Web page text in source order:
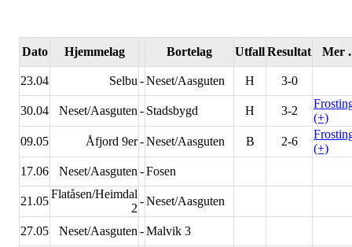
Dato Hjemmelag Bortelag UtfallResultat Mer
23.04 Selbu -Neset/Aasguten H 3-0
30.04 Neset/Aasguten - Stadsbygd H 3-2
(+)
09.05
Åfjord 9er-Neset/Aasguten B 2-6
(+)
17.06
Neset/Aasguten -Fosen
21.05
Flatåsen/Heimdal
2
-Neset/Aasguten
27.05 Neset/Aasguten -Malvik 3